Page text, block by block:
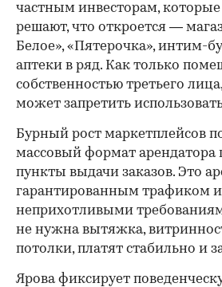
частным инвесторам,
решают, что откроется —
Белое», «Пятерочка», интим-
аптеки в ряд. Как только
собственностью третьего
может запретить
Бурный рост маркетплейсов
массовый формат
пункты выдачи заказов. Это
гарантированным трафиком и
неприхотливыми
не нужна вытяжка,
потолки, платят стабильно и
Ярова фиксирует